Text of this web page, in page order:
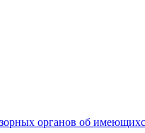
органов об